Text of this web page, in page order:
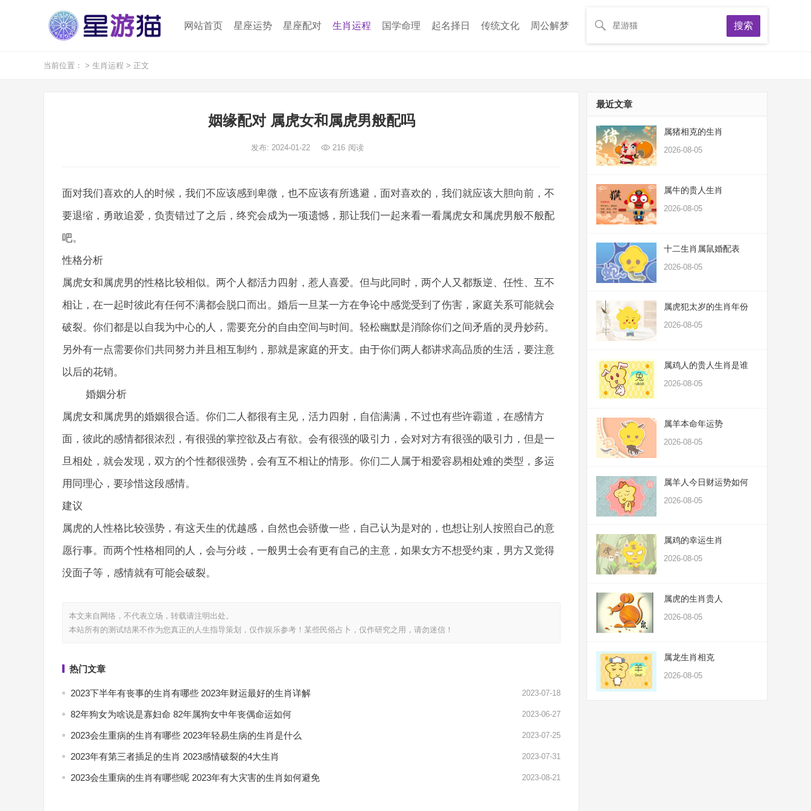
网站首页 星座运势 星座配对 生肖运程 国学命理 起名择日 传统文化 周公解梦 搜索
当前位置： > 生肖运程 > 正文
姻缘配对 属虎女和属虎男般配吗
发布: 2024-01-22 216 阅读
面对我们喜欢的人的时候，我们不应该感到卑微，也不应该有所逃避，面对喜欢的，我们就应该大胆向前，不
要退缩，勇敢追爱，负责错过了之后，终究会成为一项遗憾，那让我们一起来看一看属虎女和属虎男般不般配
吧。
性格分析
属虎女和属虎男的性格比较相似。两个人都活力四射，惹人喜爱。但与此同时，两个人又都叛逆、任性、互不
相让，在一起时彼此有任何不满都会脱口而出。婚后一旦某一方在争论中感觉受到了伤害，家庭关系可能就会
破裂。你们都是以自我为中心的人，需要充分的自由空间与时间。轻松幽默是消除你们之间矛盾的灵丹妙药。
另外有一点需要你们共同努力并且相互制约，那就是家庭的开支。由于你们两人都讲求高品质的生活，要注意
以后的花销。
婚姻分析
属虎女和属虎男的婚姻很合适。你们二人都很有主见，活力四射，自信满满，不过也有些许霸道，在感情方
面，彼此的感情都很浓烈，有很强的掌控欲及占有欲。会有很强的吸引力，会对对方有很强的吸引力，但是一
旦相处，就会发现，双方的个性都很强势，会有互不相让的情形。你们二人属于相爱容易相处难的类型，多运
用同理心，要珍惜这段感情。
建议
属虎的人性格比较强势，有这天生的优越感，自然也会骄傲一些，自己认为是对的，也想让别人按照自己的意
愿行事。而两个性格相同的人，会与分歧，一般男士会有更有自己的主意，如果女方不想受约束，男方又觉得
没面子等，感情就有可能会破裂。
本文来自网络，不代表立场，转载请注明出处。
本站所有的测试结果不作为您真正的人生指导策划，仅作娱乐参考！某些民俗占卜，仅作研究之用，请勿迷信！
热门文章
2023下半年有丧事的生肖有哪些 2023年财运最好的生肖详解 2023-07-18
82年狗女为啥说是寡妇命 82年属狗女中年丧偶命运如何 2023-06-27
2023会生重病的生肖有哪些 2023年轻易生病的生肖是什么 2023-07-25
2023年有第三者插足的生肖 2023感情破裂的4大生肖 2023-07-31
2023会生重病的生肖有哪些呢 2023年有大灾害的生肖如何避免 2023-08-21
最近文章
属猪相克的生肖
2026-08-05
属牛的贵人生肖
2026-08-05
十二生肖属鼠婚配表
2026-08-05
属虎犯太岁的生肖年份
2026-08-05
属鸡人的贵人生肖是谁
2026-08-05
属羊本命年运势
2026-08-05
属羊人今日财运势如何
2026-08-05
属鸡的幸运生肖
2026-08-05
属虎的生肖贵人
2026-08-05
属龙生肖相克
2026-08-05